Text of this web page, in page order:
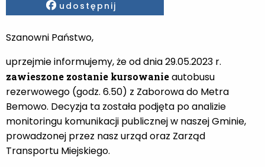
Facebook
udostępnij
Szanowni Państwo,
uprzejmie informujemy, że od dnia 29.05.2023 r.
zawieszone zostanie kursowanieautobusu
rezerwowego (godz. 6.50) z Zaborowa do Metra
Bemowo. Decyzja ta została podjęta po analizie
monitoringu komunikacji publicznej w naszej Gminie,
prowadzonej przez nasz urząd oraz Zarząd
Transportu Miejskiego.